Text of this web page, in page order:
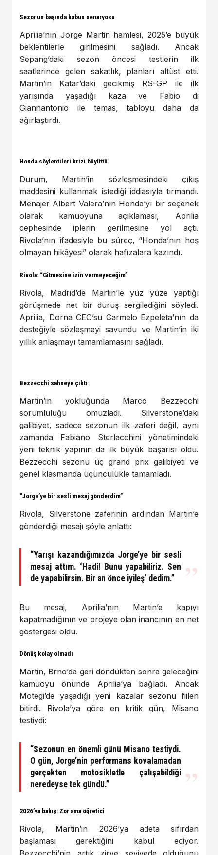
Sezonun başında kabus senaryosu
Aprilia’nın Jorge Martin hamlesi, 2025’e büyük
beklentilerle girilmesini sağladı. Ancak
Sepang’daki sezon öncesi testlerin ilk
saatlerinde gelen sakatlık, planları altüst etti.
Martin’in Katar’daki gecikmiş RS-GP ile ilk
yarışında yaşadığı kaza ve Fabio di
Giannantonio ile temas, tabloyu daha da
ağırlaştırdı.
Honda söylentileri krizi büyüttü
Durum, Martin’in sözleşmesindeki çıkış
maddesini kullanmak istediği iddiasıyla tırmandı.
Menajer Albert Valera’nın Honda’yı bir seçenek
olarak kamuoyuna açıklaması, Aprilia
cephesinde iplerin gerilmesine yol açtı.
Rivola’nın ifadesiyle bu süreç, “Honda’nın hoş
olmayan hikâyesi” olarak hafızalara kazındı.
Rivola: “Gitmesine izin vermeyeceğim”
Rivola, Madrid’de Martin’le yüz yüze yaptığı
görüşmede net bir duruş sergilediğini söyledi.
Aprilia, Dorna CEO’su Carmelo Ezpeleta’nın da
desteğiyle sözleşmeyi savundu ve Martin’in iki
yıllık anlaşmayı tamamlamasını sağladı.
Bezzecchi sahneye çıktı
Martin’in yokluğunda Marco Bezzecchi
sorumluluğu omuzladı. Silverstone’daki
galibiyet, sadece sezonun ilk zaferi değil, aynı
zamanda Fabiano Sterlacchini yönetimindeki
yeni teknik yapının da ilk büyük başarısı oldu.
Bezzecchi sezonu üç grand prix galibiyeti ve
genel klasmanda üçüncülükle tamamladı.
“Jorge’ye bir sesli mesaj gönderdim”
Rivola, Silverstone zaferinin ardından Martin’e
gönderdiği mesajı şöyle anlattı:
“Yarışı kazandığımızda Jorge’ye bir sesli
mesaj attım. ‘Hadi! Bunu yapabiliriz. Sen
de yapabilirsin. Bir an önce iyileş’ dedim.”
Bu mesaj, Aprilia’nın Martin’e kapıyı
kapatmadığının ve projeye olan inancının en net
göstergesi oldu.
Dönüş kolay olmadı
Martin, Brno’da geri döndükten sonra geleceğini
kamuoyu önünde Aprilia’ya bağladı. Ancak
Motegi’de yaşadığı yeni kazalar sezonu fiilen
bitirdi. Rivola’ya göre en kritik gün, Misano
testiydi:
“Sezonun en önemli günü Misano testiydi.
O gün, Jorge’nin performans kovalamadan
gerçekten motosikletle çalışabildiği
neredeyse tek gündü.”
2026’ya bakış: Zor ama öğretici
Rivola, Martin’in 2026’ya adeta sıfırdan
başlaması gerektiğini kabul ediyor.